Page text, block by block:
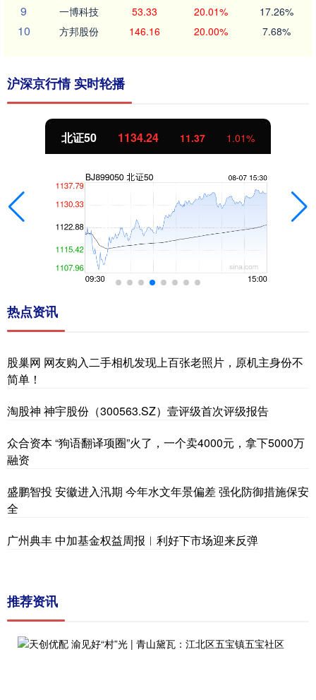
9 一博科技 53.33 20.01% 17.26%
10 方邦股份 146.16 20.00% 7.68%
沪深京行情 实时轮播
北证50 1134.24 11.37 1.01%
热点资讯
股巢网 网友购入二手相机发现上百张老照片，原机主身份不
简单！
淘股神 神宇股份（300563.SZ）壹评级首次评级报告
众合资本 “狗语翻译项圈”火了，一个卖4000元，拿下5000万
融资
盛鹏智投 安徽进入汛期 今年水文年景偏差 强化防御措施保安
全
广州典丰 中加基金权益周报︱利好下市场迎来反弹
推荐资讯